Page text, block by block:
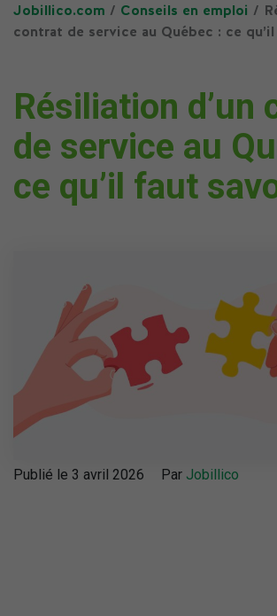
Jobillico.com / Conseils en emploi /
contrat de service au Québec : ce
Résiliation d’un
de service au
ce qu’il faut
Publié le 3 avril 2026 Par Jobillico